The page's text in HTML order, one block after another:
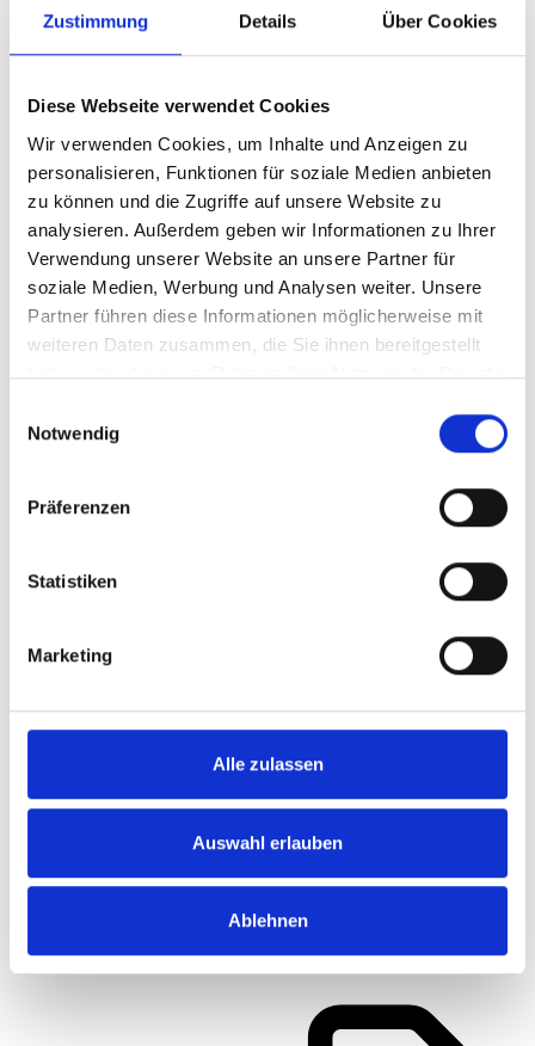
Zustimmung Details Über Cookies
Diese Webseite verwendet Cookies
Wir verwenden Cookies, um Inhalte und Anzeigen zu
personalisieren, Funktionen für soziale Medien anbieten
zu können und die Zugriffe auf unsere Website zu
analysieren. Außerdem geben wir Informationen zu Ihrer
Verwendung unserer Website an unsere Partner für
soziale Medien, Werbung und Analysen weiter. Unsere
Partner führen diese Informationen möglicherweise mit
weiteren Daten zusammen, die Sie ihnen bereitgestellt
haben oder die sie im Rahmen Ihrer Nutzung der Dienste
Notwendig
Präferenzen
Statistiken
Marketing
Alle zulassen
Auswahl erlauben
Ablehnen
Tourfietsen, E-Scooter
conform StVZO
Product gewicht in g165
EAN 4006021015685
Artikelnummer 681